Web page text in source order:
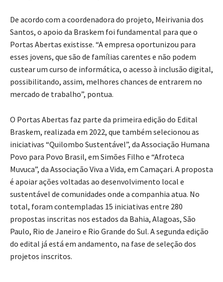
De acordo com a coordenadora do projeto, Meirivania dos
Santos, o apoio da Braskem foi fundamental para que o
Portas Abertas existisse. “A empresa oportunizou para
esses jovens, que são de famílias carentes e não podem
custear um curso de informática, o acesso à inclusão digital,
possibilitando, assim, melhores chances de entrarem no
mercado de trabalho”, pontua.
O Portas Abertas faz parte da primeira edição do Edital
Braskem, realizada em 2022, que também selecionou as
iniciativas “Quilombo Sustentável”, da Associação Humana
Povo para Povo Brasil, em Simões Filho e “Afroteca
Muvuca”, da Associação Viva a Vida, em Camaçari. A proposta
é apoiar ações voltadas ao desenvolvimento local e
sustentável de comunidades onde a companhia atua. No
total, foram contempladas 15 iniciativas entre 280
propostas inscritas nos estados da Bahia, Alagoas, São
Paulo, Rio de Janeiro e Rio Grande do Sul. A segunda edição
do edital já está em andamento, na fase de seleção dos
projetos inscritos.